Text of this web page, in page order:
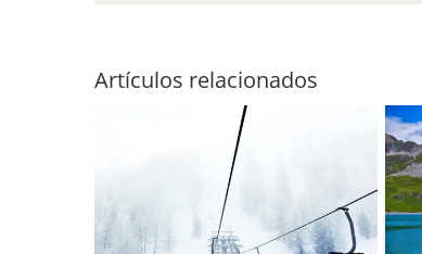
Artículos relacionados